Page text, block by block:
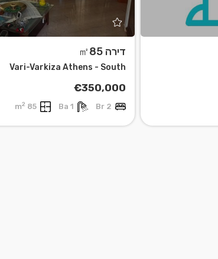
דירה ㎡85
Vari-Varkiza Athens - South
€350,000
2 Br
1 Ba
85 m
2